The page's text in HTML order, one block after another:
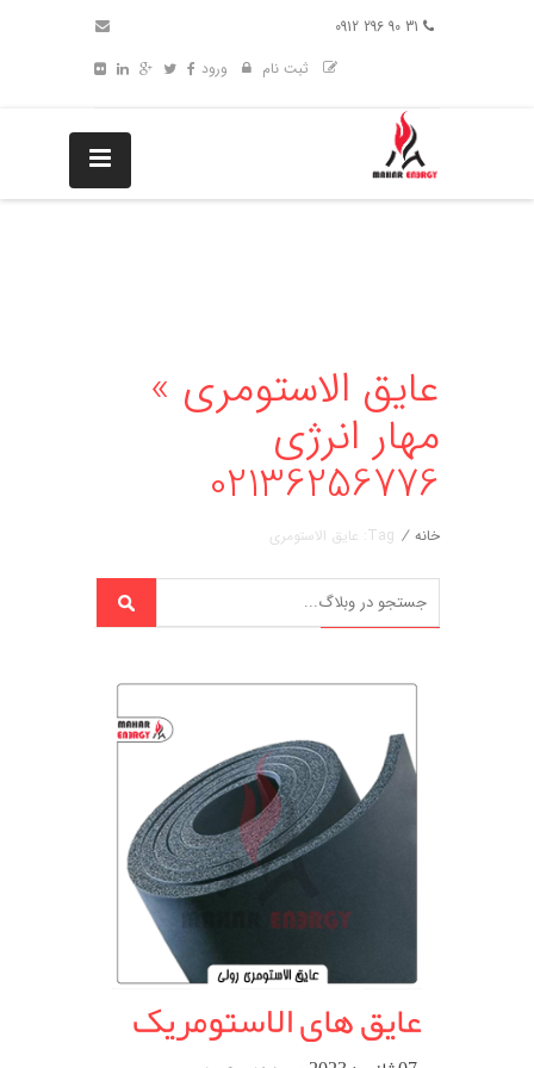
ثبت نام
ورود
عایق الاستومری »
مهار انرژی
02136256776
خانه / Tag: عایق الاستومری
عایق های الاستومریک